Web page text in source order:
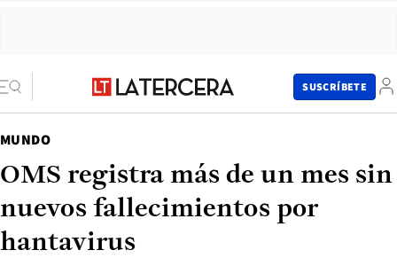
SUSCRÍBETE
MUNDO
OMS registra más de un mes sin
nuevos fallecimientos por
hantavirus